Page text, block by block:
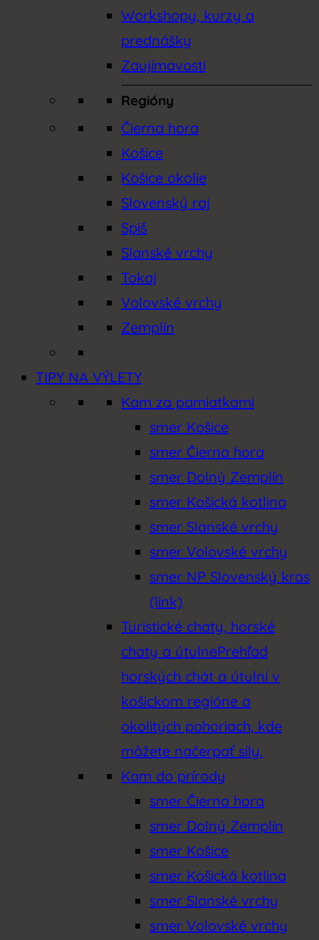
Workshopy, kurzy a
prednášky
Zaujímavosti
Regióny
Čierna hora
Košice
Košice okolie
Slovenský raj
Spiš
Slanské vrchy
Tokaj
Volovské vrchy
Zemplín
TIPY NA VÝLETY
Kam za pamiatkami
smer Košice
smer Čierna hora
smer Dolný Zemplín
smer Košická kotlina
smer Slanské vrchy
smer Volovské vrchy
smer NP Slovenský kras
(link)
Turistické chaty, horské
chaty a útulnePrehľad
horských chát a útulní v
košickom regióne a
okolitých pohoriach, kde
môžete načerpať sily.
Kam do prírody
smer Čierna hora
smer Dolný Zemplín
smer Košice
smer Košická kotlina
smer Slanské vrchy
smer Volovské vrchy